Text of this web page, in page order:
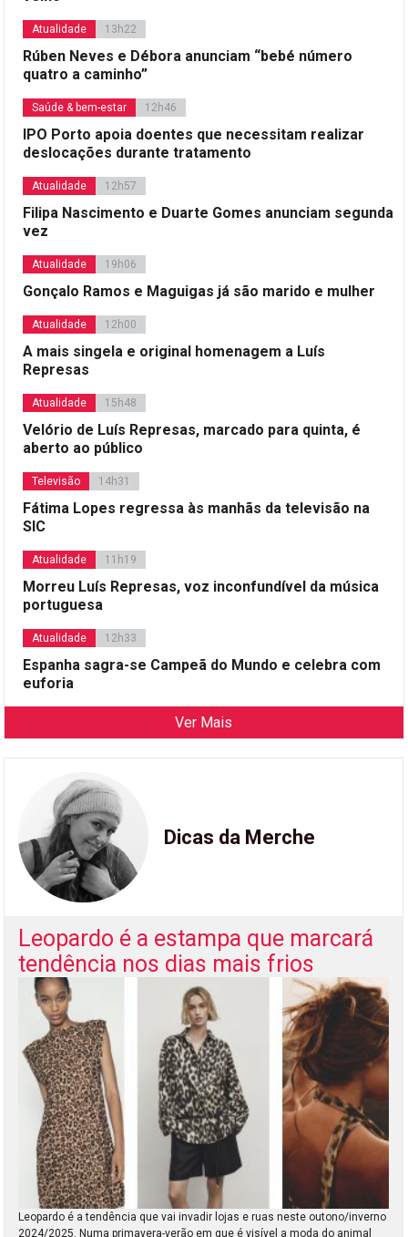
Atualidade 13h22
Rúben Neves e Débora anunciam “bebé número
quatro a caminho”
Saúde & bem-estar 12h46
IPO Porto apoia doentes que necessitam realizar
deslocações durante tratamento
Atualidade 12h57
Filipa Nascimento e Duarte Gomes anunciam segunda
vez
Atualidade 19h06
Gonçalo Ramos e Maguigas já são marido e mulher
Atualidade 12h00
A mais singela e original homenagem a Luís
Represas
Atualidade 15h48
Velório de Luís Represas, marcado para quinta, é
aberto ao público
Televisão 14h31
Fátima Lopes regressa às manhãs da televisão na
SIC
Atualidade 11h19
Morreu Luís Represas, voz inconfundível da música
portuguesa
Atualidade 12h33
Espanha sagra-se Campeã do Mundo e celebra com
euforia
Ver Mais
Dicas da Merche
Leopardo é a estampa que marcará
tendência nos dias mais frios
Leopardo é a tendência que vai invadir lojas e ruas neste outono/inverno
2024/2025. Numa primavera-verão em que é visível a moda do animal